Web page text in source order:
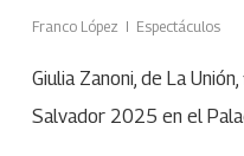
Franco López Espectáculos
Giulia Zanoni, de La
Salvador 2025 en el